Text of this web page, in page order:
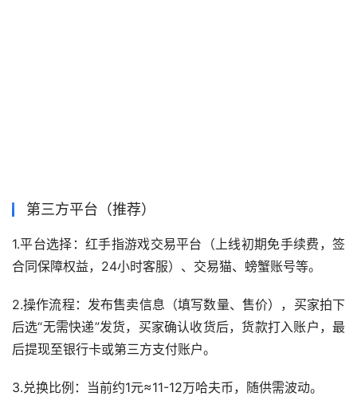
第三方平台（推荐）
1.平台选择：红手指游戏交易平台（上线初期免手续费，签
合同保障权益，24小时客服）、交易猫、螃蟹账号等。
2.操作流程：发布售卖信息（填写数量、售价），买家拍下
后选“无需快递”发货，买家确认收货后，货款打入账户，最
后提现至银行卡或第三方支付账户。
3.兑换比例：当前约1元≈11-12万哈夫币，随供需波动。